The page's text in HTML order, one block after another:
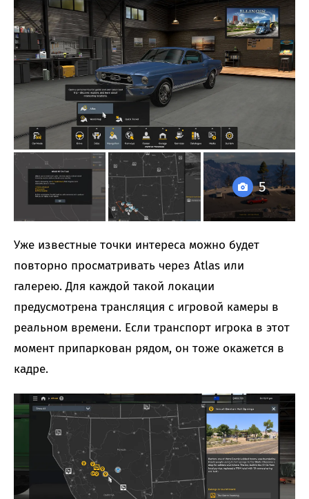
5
Уже известные точки интереса можно будет
повторно просматривать через Atlas или
галерею. Для каждой такой локации
предусмотрена трансляция с игровой камеры в
реальном времени. Если транспорт игрока в этот
момент припаркован рядом, он тоже окажется в
кадре.